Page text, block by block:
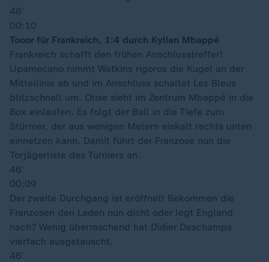
48′
00:10
Tooor für Frankreich, 1:4 durch Kylian Mbappé
Frankreich schafft den frühen Anschlusstreffer!
Upamecano nimmt Watkins rigoros die Kugel an der
Mittellinie ab und im Anschluss schaltet Les Bleus
blitzschnell um. Olise sieht im Zentrum Mbappé in die
Box einlaufen. Es folgt der Ball in die Tiefe zum
Stürmer, der aus wenigen Metern eiskalt rechts unten
einnetzen kann. Damit führt der Franzose nun die
Torjägerliste des Turniers an.
46′
00:09
Der zweite Durchgang ist eröffnet! Bekommen die
Franzosen den Laden nun dicht oder legt England
nach? Wenig überraschend hat Didier Deschamps
vierfach ausgetauscht.
46′